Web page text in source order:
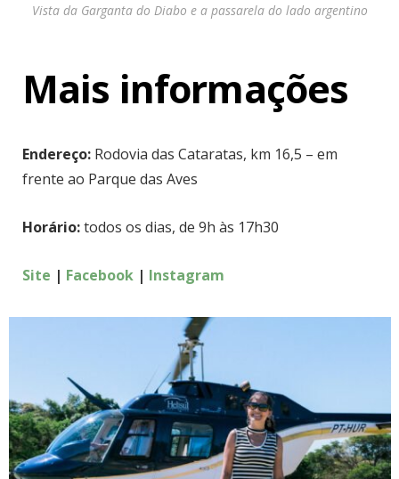
Vista da Garganta do Diabo e a passarela do lado argentino
Mais informações
Endereço: Rodovia das Cataratas, km 16,5 – em
frente ao Parque das Aves
Horário:todos os dias, de 9h às 17h30
Site | Facebook | Instagram